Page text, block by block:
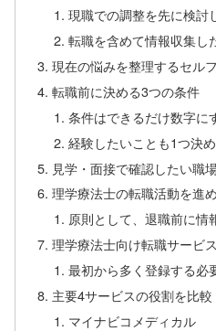
現職での調整を先に検討
転職を含めて情報収集し
現在の悩みを整理するセル
転職前に決める3つの条件
条件はできるだけ数字に
経験したいことも1つ決
見学・面接で確認したい職
理学療法士の転職活動を進
原則として、退職前に情
理学療法士向け転職サービ
最初から多く登録する必
主要4サービスの役割を比較
マイナビコメディカル